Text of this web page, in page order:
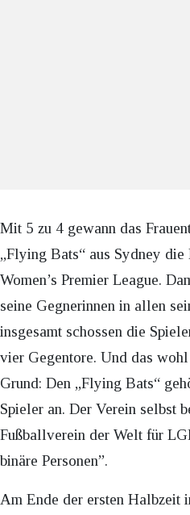
Mit 5 zu 4 gewann das
„Flying Bats“ aus Sydney die
Women’s Premier League.
seine Gegnerinnen in allen
insgesamt schossen die
vier Gegentore. Und das
Grund: Den „Flying Bats“
Spieler an. Der Verein selbst
Fußballverein der Welt für
binäre Personen”.
Am Ende der ersten Halbzeit